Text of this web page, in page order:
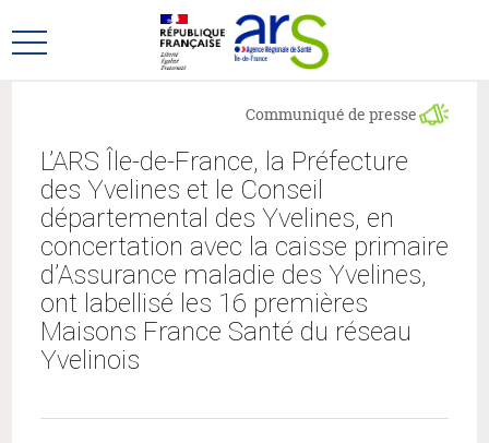
au
menu
au
contenu
Ouvrir
L’ARS Île-de-France, la Préfecture
des Yvelines et le Conseil
départemental des Yvelines, en
concertation avec la caisse primaire
d’Assurance maladie des Yvelines,
ont labellisé les 16 premières
Maisons France Santé du réseau
Yvelinois
Communiqué de presse